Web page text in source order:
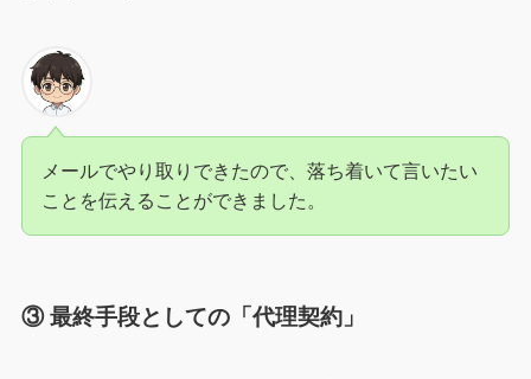
メールでやり取りできたので、落ち着いて言いたい
ことを伝えることができました。
③ 最終手段としての「代理契約」